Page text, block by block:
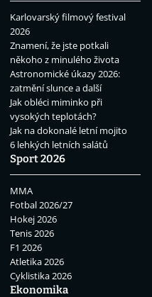
Karlovarský filmový festival
2026
Znamení, že jste potkali
někoho z minulého života
Astronomické úkazy 2026:
zatmění slunce a další
Jak obléci miminko při
vysokých teplotách?
Jak na dokonalé letní mojito
6 lehkých letních salátů
Sport 2026
MMA
Fotbal 2026/27
Hokej 2026
Tenis 2026
F1 2026
Atletika 2026
Cyklistika 2026
Ekonomika